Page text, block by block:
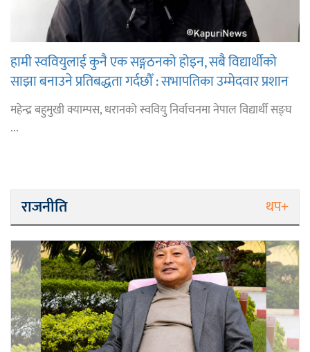
हामी स्ववियुलाई कुनै एक सङ्गठनको होइन, सबै विद्यार्थीको
साझा बनाउने प्रतिबद्धता गर्दछौँ : सभापतिका उम्मेदवार प्रशान
राई
महेन्द्र बहुमुखी क्याम्पस, धरानको स्ववियु निर्वाचनमा नेपाल विद्यार्थी सङ्घ
...
राजनीति थप+